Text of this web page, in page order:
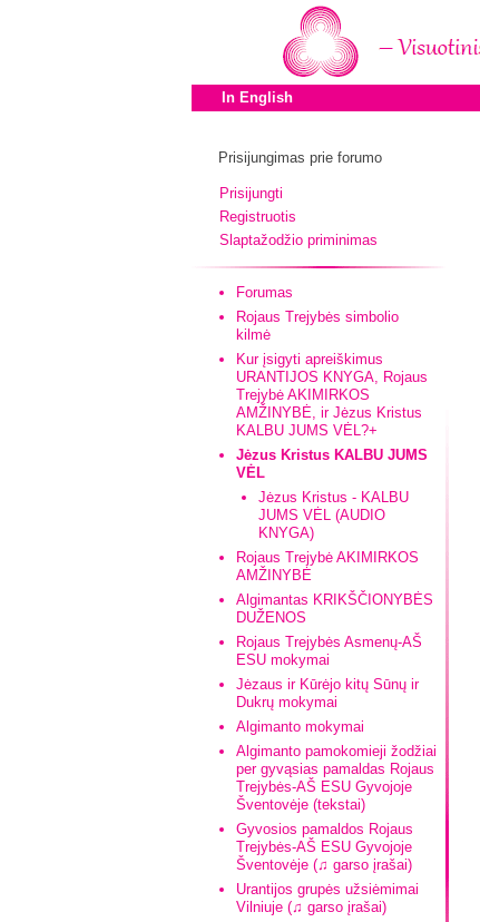
In English
Prisijungimas prie forumo
Prisijungti
Registruotis
Slaptažodžio priminimas
Forumas
Rojaus Trejybės simbolio
kilmė
Kur įsigyti apreiškimus
URANTIJOS KNYGA, Rojaus
Trejybė AKIMIRKOS
AMŽINYBĖ, ir Jėzus Kristus
KALBU JUMS VĖL?+
Jėzus Kristus KALBU JUMS
VĖL
Jėzus Kristus - KALBU
JUMS VĖL (AUDIO
KNYGA)
Rojaus Trejybė AKIMIRKOS
AMŽINYBĖ
Algimantas KRIKŠČIONYBĖS
DUŽENOS
Rojaus Trejybės Asmenų-AŠ
ESU mokymai
Jėzaus ir Kūrėjo kitų Sūnų ir
Dukrų mokymai
Algimanto mokymai
Algimanto pamokomieji žodžiai
per gyvąsias pamaldas Rojaus
Trejybės-AŠ ESU Gyvojoje
Šventovėje (tekstai)
Gyvosios pamaldos Rojaus
Trejybės-AŠ ESU Gyvojoje
Šventovėje (♫ garso įrašai)
Urantijos grupės užsiėmimai
Vilniuje (♫ garso įrašai)